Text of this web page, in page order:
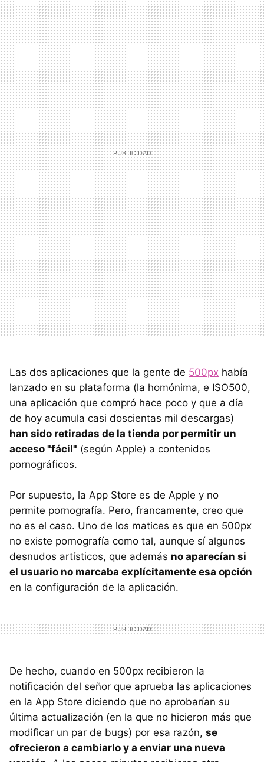
Las dos aplicaciones que la gente de 500px había
lanzado en su plataforma (la homónima, e ISO500,
una aplicación que compró hace poco y que a día
de hoy acumula casi doscientas mil descargas)
han sido retiradas de la tienda por permitir un
acceso "fácil" (según Apple) a contenidos
pornográficos.
Por supuesto, la App Store es de Apple y no
permite pornografía. Pero, francamente, creo que
no es el caso. Uno de los matices es que en 500px
no existe pornografía como tal, aunque sí algunos
desnudos artísticos, que además no aparecían si
el usuario no marcaba explícitamente esa opción
en la configuración de la aplicación.
De hecho, cuando en 500px recibieron la
notificación del señor que aprueba las aplicaciones
en la App Store diciendo que no aprobarían su
última actualización (en la que no hicieron más que
modificar un par de bugs) por esa razón, se
ofrecieron a cambiarlo y a enviar una nueva